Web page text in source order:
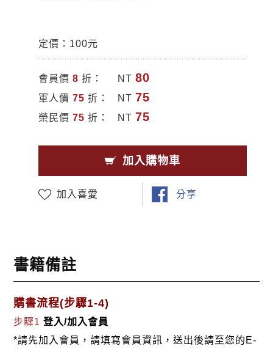
定價：100元
會員價 8 折： NT 80
軍人價 75 折： NT 75
榮民價 75 折： NT 75
加入購物車
加入喜愛 分享
書籍備註
購書流程(步驟1-4)
步驟1登入/加入會員
*請先加入會員，請填寫會員資訊，送出後請至您的E-